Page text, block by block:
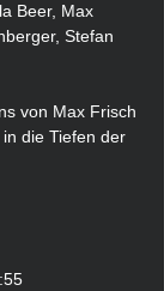
Beer, Max
Stefan
von Max Frisch
die Tiefen der